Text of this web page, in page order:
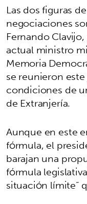
Las dos figuras
negociaciones
Fernando
actual ministro
Memoria
se reunieron
condiciones de
de Extranjería.
Aunque en este
fórmula, el
barajan una
fórmula
situación límite”